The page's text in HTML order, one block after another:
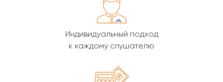
Индивидуальный подход
к каждому слушателю